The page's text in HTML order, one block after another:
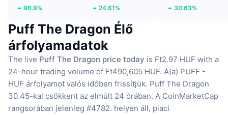
96.9% 24.61% 30.63%
Puff The Dragon Élő
árfolyamadatok
The live Puff The Dragon price today is Ft2.97 HUF with a
24-hour trading volume of Ft490,605 HUF. A(a) PUFF -
HUF árfolyamot valós időben frissítjük. Puff The Dragon
30.45-kal csökkent az elmúlt 24 órában. A CoinMarketCap
rangsorában jelenleg #4782. helyen áll, piaci